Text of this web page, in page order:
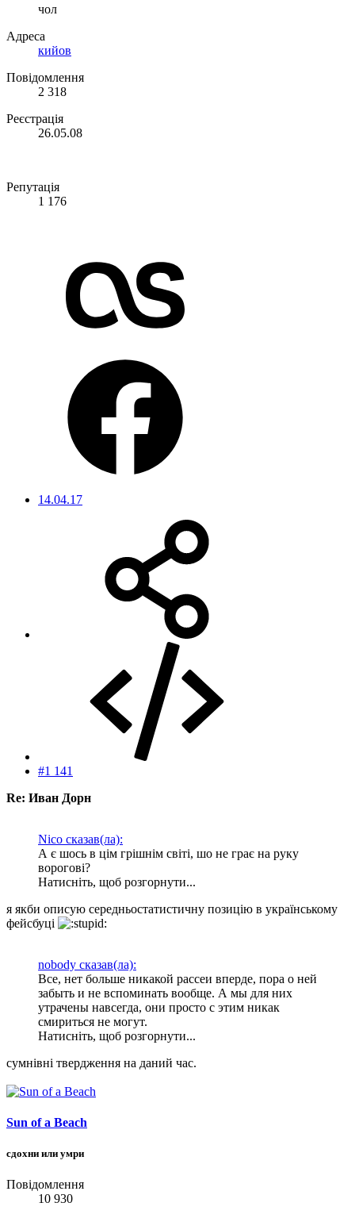
чол
Адреса
кийов
Повідомлення
2 318
Реєстрація
26.05.08
Репутація
1 176
14.04.17
#1 141
Re: Иван Дорн
Nico сказав(ла):
А є шось в цім грішнім світі, шо не грає на руку
ворогові?
Натисніть, щоб розгорнути...
я якби описую середньостатистичну позицію в українському
фейсбуці
nobody сказав(ла):
Все, нет больше никакой рассеи вперде, пора о ней
забыть и не вспоминать вообще. А мы для них
утрачены навсегда, они просто с этим никак
смириться не могут.
Натисніть, щоб розгорнути...
сумнівні твердження на даний час.
Sun of a Beach
сдохни или умри
Повідомлення
10 930